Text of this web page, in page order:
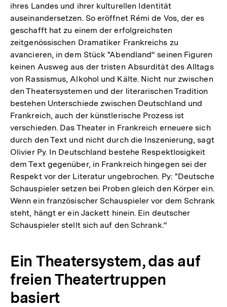
ihres Landes und ihrer kulturellen Identität
auseinandersetzen. So eröffnet Rémi de Vos, der es
geschafft hat zu einem der erfolgreichsten
zeitgenössischen Dramatiker Frankreichs zu
avancieren, in dem Stück "Abendland“ seinen Figuren
keinen Ausweg aus der tristen Absurdität des Alltags
von Rassismus, Alkohol und Kälte. Nicht nur zwischen
den Theatersystemen und der literarischen Tradition
bestehen Unterschiede zwischen Deutschland und
Frankreich, auch der künstlerische Prozess ist
verschieden. Das Theater in Frankreich erneuere sich
durch den Text und nicht durch die Inszenierung, sagt
Olivier Py. In Deutschland bestehe Respektlosigkeit
dem Text gegenüber, in Frankreich hingegen sei der
Respekt vor der Literatur ungebrochen. Py: "Deutsche
Schauspieler setzen bei Proben gleich den Körper ein.
Wenn ein französischer Schauspieler vor dem Schrank
steht, hängt er ein Jackett hinein. Ein deutscher
Schauspieler stellt sich auf den Schrank.“
Ein Theatersystem, das auf
freien Theatertruppen
basiert